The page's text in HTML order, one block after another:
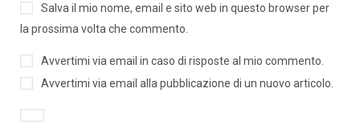
Salva il mio nome, email e sito web in questo browser per
la prossima volta che commento.
Avvertimi via email in caso di risposte al mio commento.
Avvertimi via email alla pubblicazione di un nuovo articolo.